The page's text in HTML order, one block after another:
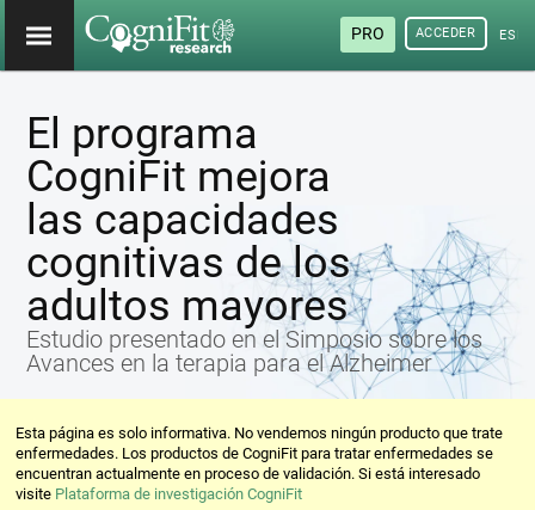
PRO ACCEDER
El programa
CogniFit mejora
las capacidades
cognitivas de los
adultos mayores
Estudio presentado en el Simposio sobre los
Avances en la terapia para el Alzheimer
Esta página es solo informativa. No vendemos ningún producto que trate
enfermedades. Los productos de CogniFit para tratar enfermedades se
encuentran actualmente en proceso de validación. Si está interesado
visite Plataforma de investigación CogniFit